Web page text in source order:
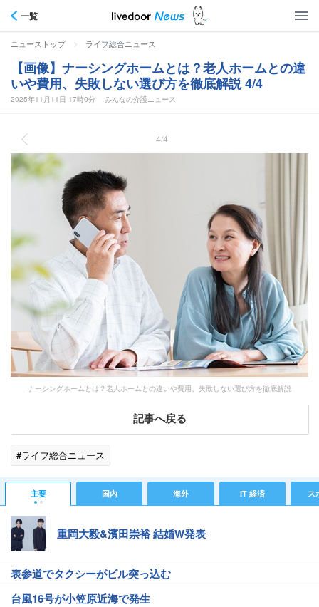
一覧
ニューストップ > ライフ総合ニュース
【画像】ナーシングホームとは？老人ホームとの違
いや費用、失敗しない選び方を徹底解説 4/4
2025年11月11日 17時0分 みんなの介護ニュース
4/4
ナーシングホームとは？老人ホームとの違いや費用、失敗しない選び方を徹底解説
記事へ戻る
#ライフ総合ニュース
主要 国内 海外 IT 経済 ス
重岡大毅&濱田崇裕 結婚W発表
表参道でタクシーがビル突っ込む
台風16号が小笠原近海で発生